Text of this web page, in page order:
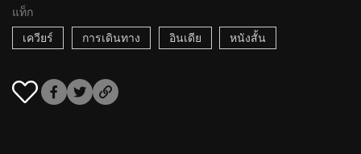
แท็ก
เควียร์
การเดินทาง อินเดีย หนังสั้น